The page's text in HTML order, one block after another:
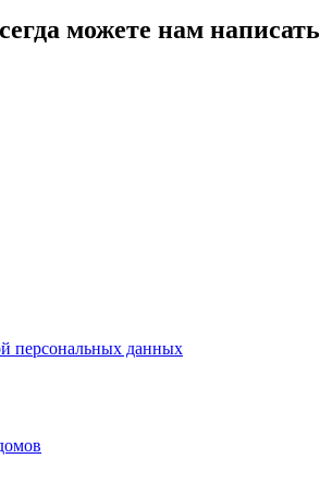
можете нам написать
персональных данных